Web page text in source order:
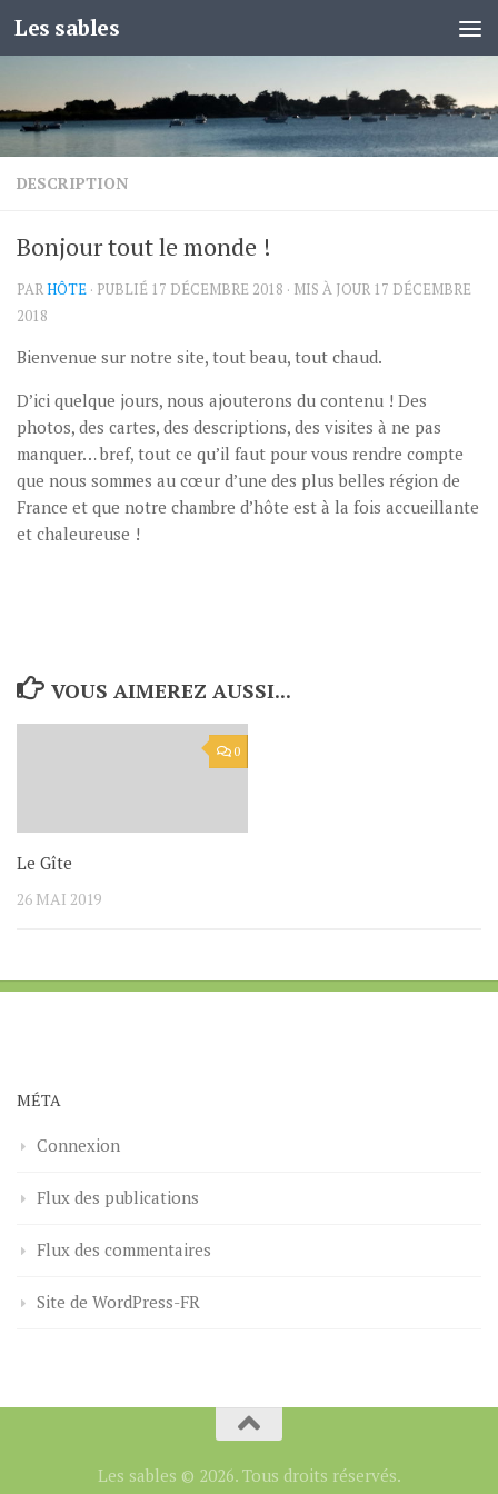
Skip to content
Les sables
DESCRIPTION
Bonjour tout le monde !
PARHÔTE · PUBLIÉ 17 DÉCEMBRE 2018 · MIS À JOUR 17 DÉCEMBRE
2018
Bienvenue sur notre site, tout beau, tout chaud.
D’ici quelque jours, nous ajouterons du contenu ! Des
photos, des cartes, des descriptions, des visites à ne pas
manquer… bref, tout ce qu’il faut pour vous rendre compte
que nous sommes au cœur d’une des plus belles région de
France et que notre chambre d’hôte est à la fois accueillante
et chaleureuse !
VOUS AIMEREZ AUSSI...
0
Le Gîte
26 MAI 2019
MÉTA
Connexion
Flux des publications
Flux des commentaires
Site de WordPress-FR
Les sables © 2026. Tous droits réservés.